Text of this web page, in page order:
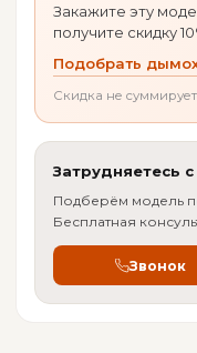
России.
Документы
PDF-каталог:
(Франция)
Объем
Длина поленьев
Вес
Мощность
Страна-
производитель
Закажите эту
получите скидку
Подобрать
Скидка не
Затрудняетесь
Подберём модель
Бесплатная
Звонок